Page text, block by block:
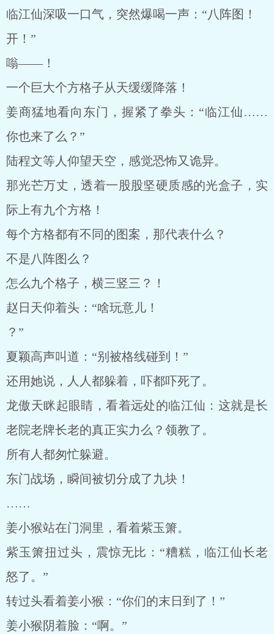
临江仙深吸一口气，突然爆喝一声：“八阵图！
开！”
嗡——！
一个巨大个方格子从天缓缓降落！
姜商猛地看向东门，握紧了拳头：“临江仙……
你也来了么？”
陆程文等人仰望天空，感觉恐怖又诡异。
那光芒万丈，透着一股股坚硬质感的光盒子，实
际上有九个方格！
每个方格都有不同的图案，那代表什么？
不是八阵图么？
怎么九个格子，横三竖三？！
赵日天仰着头：“啥玩意儿！
？”
夏颖高声叫道：“别被格线碰到！”
还用她说，人人都躲着，吓都吓死了。
龙傲天眯起眼睛，看着远处的临江仙：这就是长
老院老牌长老的真正实力么？领教了。
所有人都匆忙躲避。
东门战场，瞬间被切分成了九块！
……
姜小猴站在门洞里，看着紫玉箫。
紫玉箫扭过头，震惊无比：“糟糕，临江仙长老
怒了。”
转过头看着姜小猴：“你们的末日到了！”
姜小猴阴着脸：“啊。”